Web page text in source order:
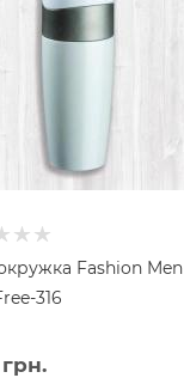
Fashion Men
316